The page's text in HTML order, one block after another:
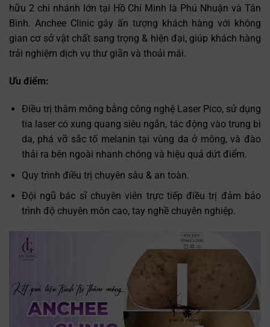
hữu 2 chi nhánh lớn tại Hồ Chí Minh là Phú Nhuận và Tân
Bình. Anchee Clinic gây ấn tượng khách hàng với không
gian cơ sở vật chất sang trọng & hiện đại, giúp khách hàng
trải nghiệm dịch vụ thư giãn và thoải mái.
Ưu điểm:
Điều trị thâm mông bằng công nghệ Laser Pico, sử dụng
tia laser có xung quang siêu ngắn, tác động vào trung bì
da, phá vỡ sắc tố melanin tại vùng da ở mông, và đào
thải ra bên ngoài nhanh chóng và hiệu quả dứt điểm.
Quy trình điều trị chuyên sâu & an toàn.
Đội ngũ bác sĩ chuyên viên trực tiếp điều trị đảm bảo
trình độ chuyên môn cao, tay nghề chuyên nghiệp.